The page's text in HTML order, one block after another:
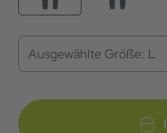
Ausgewählte Größe: L